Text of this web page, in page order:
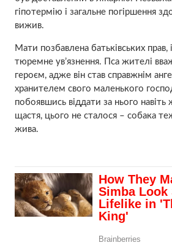
гіпотермію і загальне погіршення
вижив.
Мати позбавлена ​​батьківських прав,
тюремне ув’язнення. Пса жителі
героєм, адже він став справжнім
хранителем свого маленького
побоявшись віддати за нього
щастя, цього не сталося – собака
жива.